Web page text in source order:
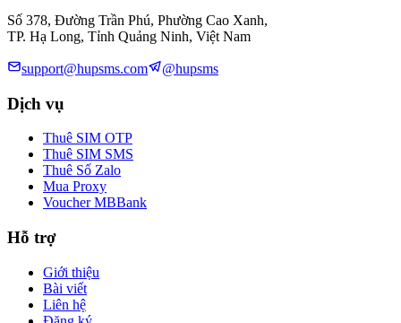
Số 378, Đường Trần Phú, Phường Cao Xanh,
TP. Hạ Long, Tỉnh Quảng Ninh, Việt Nam
support@hupsms.com @hupsms
Dịch vụ
Thuê SIM OTP
Thuê SIM SMS
Thuê Số Zalo
Mua Proxy
Voucher MBBank
Hỗ trợ
Giới thiệu
Bài viết
Liên hệ